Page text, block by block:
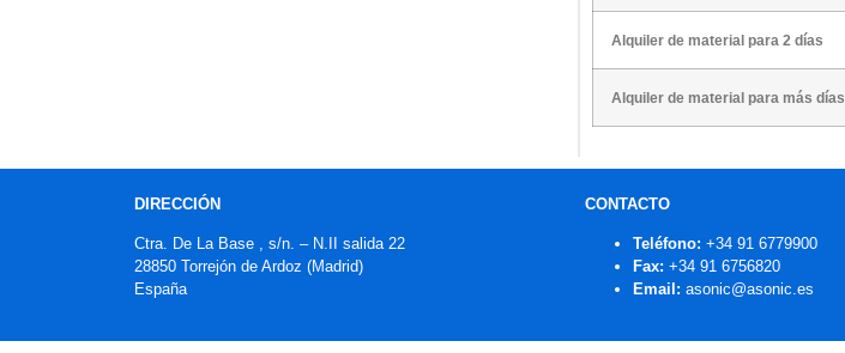
Alquiler de material para 2 días
Alquiler de material para más días
DIRECCIÓN
Ctra. De La Base , s/n. – N.II salida 22
28850 Torrejón de Ardoz (Madrid)
España
CONTACTO
Teléfono: +34 91 6779900
Fax: +34 91 6756820
Email: asonic@asonic.es